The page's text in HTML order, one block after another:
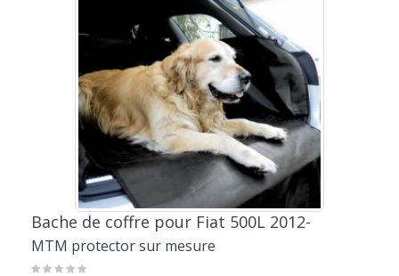
Bache de coffre pour Fiat 500L 2012-
MTM protector sur mesure